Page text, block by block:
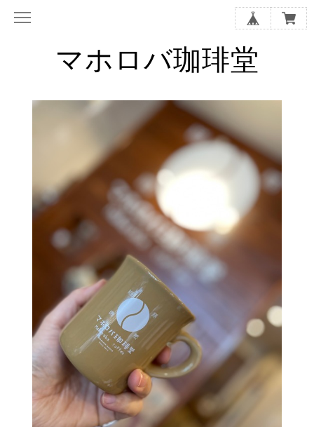
マホロバ珈琲堂